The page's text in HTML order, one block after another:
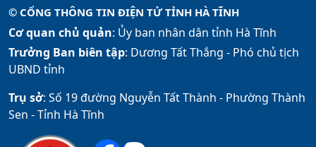
© CỔNG THÔNG TIN ĐIỆN TỬ TỈNH HÀ TĨNH
Cơ quan chủ quản: Ủy ban nhân dân tỉnh Hà Tĩnh
Trưởng Ban biên tập: Dương Tất Thắng - Phó chủ tịch
UBND tỉnh
Trụ sở: Số 19 đường Nguyễn Tất Thành - Phường Thành
Sen - Tỉnh Hà Tĩnh